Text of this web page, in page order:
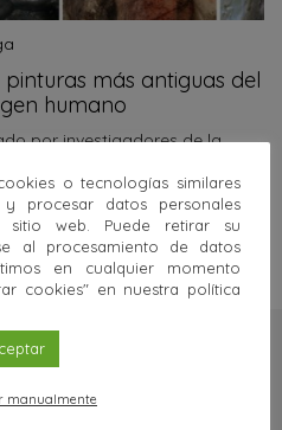
pinturas más antiguas del
humano
por investigadores de la
o tecnologías similares
procesar datos personales
web. Puede retirar su
al procesamiento de datos
en cualquier momento
cookies" en nuestra política
manualmente